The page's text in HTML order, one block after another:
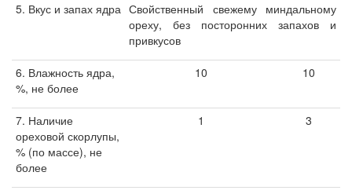
5. Вкус и запах ядра Свойственный свежему миндальному
ореху, без посторонних запахов и
привкусов
6. Влажность ядра,
%, не более
10 10
7. Наличие
ореховой скорлупы,
% (по массе), не
более
1 3